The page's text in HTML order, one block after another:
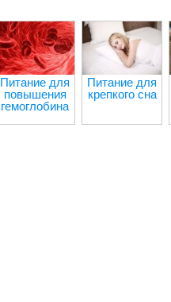
Питание для
повышения
гемоглобина
Питание для
крепкого сна